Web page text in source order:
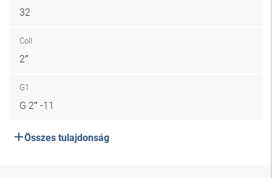
32
Coll
2″
G1
G 2″ -11
Összes tulajdonság